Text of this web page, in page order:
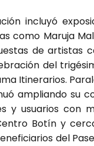
inclu­yó
como Maru­ja
de artis­tas
del
Iti­ne­ra­rios.
amplian­do su
y usua­rios con
Botín y
del